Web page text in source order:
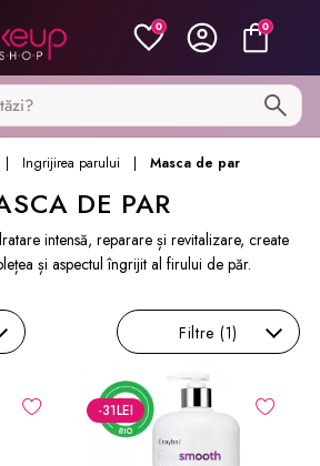
0 0
Ingrijirea parului Masca de par
DE PAR
intensă, reparare și revitalizare, create
și aspectul îngrijit al firului de păr.
Filtre (1)
-31LEI